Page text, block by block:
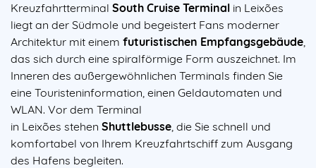
Kreuzfahrtterminal South Cruise Terminal in Leixões
liegt an der Südmole und begeistert Fans moderner
Architektur mit einem futuristischen Empfangsgebäude,
das sich durch eine spiralförmige Form auszeichnet. Im
Inneren des außergewöhnlichen Terminals finden Sie
eine Touristeninformation, einen Geldautomaten und
WLAN. Vor dem Terminal
in Leixões stehen Shuttlebusse, die Sie schnell und
komfortabel von Ihrem Kreuzfahrtschiff zum Ausgang
des Hafens begleiten.